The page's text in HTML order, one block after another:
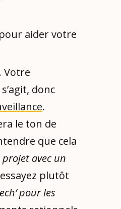
aider votre
Votre
donc
.
le ton de
que cela
avec un
plutôt
pour les